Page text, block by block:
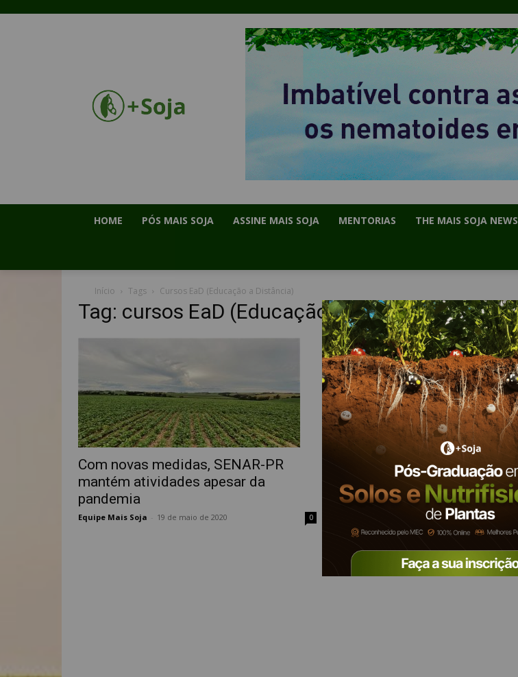
HOME PÓS MAIS SOJA ASSINE MAIS SOJA MENTORIAS THE MAIS SOJA NEWS
Início Tags Cursos EaD (Educação a Distância)
Tag: cursos EaD (Educação a Distância)
Com novas medidas, SENAR-PR
mantém atividades apesar da
pandemia
Equipe Mais Soja 19 de maio de 2020 0